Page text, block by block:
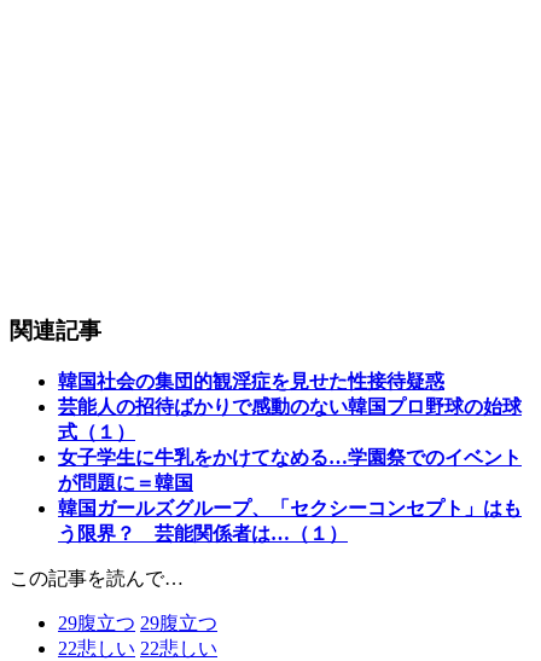
関連記事
韓国社会の集団的観淫症を見せた性接待疑惑
芸能人の招待ばかりで感動のない韓国プロ野球の始球
式（１）
女子学生に牛乳をかけてなめる…学園祭でのイベント
が問題に＝韓国
韓国ガールズグループ、「セクシーコンセプト」はも
う限界？ 芸能関係者は…（１）
この記事を読んで…
29腹立つ 29腹立つ
22悲しい 22悲しい